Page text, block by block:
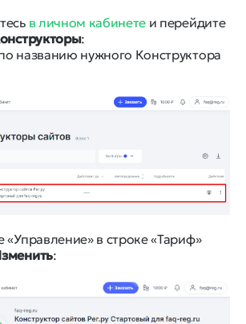
в личном кабинете и перейдите
:
названию нужного Конструктора
«Управление» в строке «Тариф»
: